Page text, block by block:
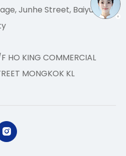
Junhe Street, Baiyun
HO KING COMMERCIAL
MONGKOK KL